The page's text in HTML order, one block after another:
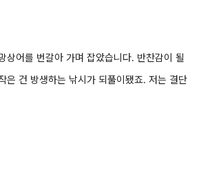
상어를 번갈아 가며 잡았습니다. 반찬감이 될
은 건 방생하는 낚시가 되풀이됐죠. 저는 결단